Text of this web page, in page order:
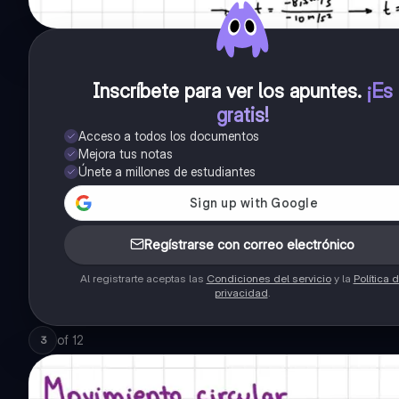
Inscríbete para ver los apuntes. ¡Es
gratis!
Acceso a todos los documentos
Mejora tus notas
Únete a millones de estudiantes
Regístrarse con correo electrónico
Al registrarte aceptas las Condiciones del servicioy la Política
privacidad
3 of 12